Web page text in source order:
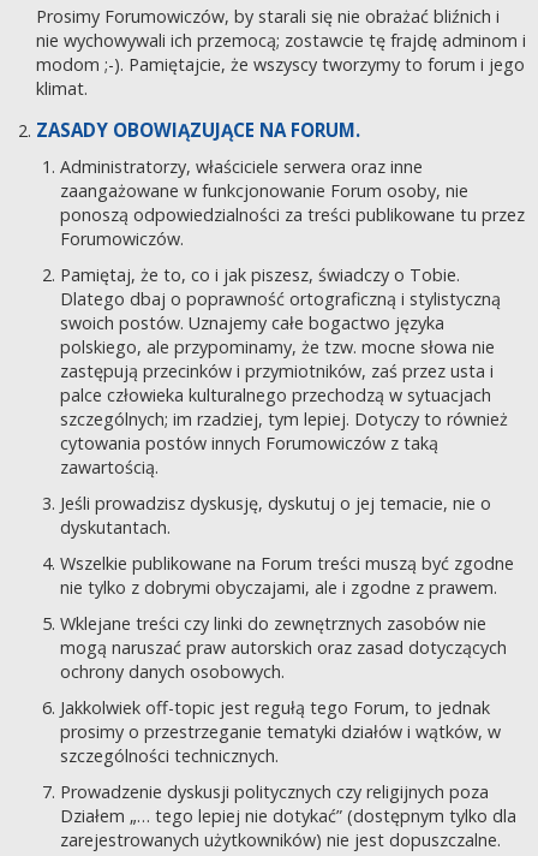
Prosimy Forumowiczów, by starali się nie obrażać bliźnich i
nie wychowywali ich przemocą; zostawcie tę frajdę adminom i
modom ;-). Pamiętajcie, że wszyscy tworzymy to forum i jego
klimat.
ZASADY OBOWIĄZUJĄCE NA FORUM.
Administratorzy, właściciele serwera oraz inne
zaangażowane w funkcjonowanie Forum osoby, nie
ponoszą odpowiedzialności za treści publikowane tu przez
Forumowiczów.
Pamiętaj, że to, co i jak piszesz, świadczy o Tobie.
Dlatego dbaj o poprawność ortograficzną i stylistyczną
swoich postów. Uznajemy całe bogactwo języka
polskiego, ale przypominamy, że tzw. mocne słowa nie
zastępują przecinków i przymiotników, zaś przez usta i
palce człowieka kulturalnego przechodzą w sytuacjach
szczególnych; im rzadziej, tym lepiej. Dotyczy to również
cytowania postów innych Forumowiczów z taką
zawartością.
Jeśli prowadzisz dyskusję, dyskutuj o jej temacie, nie o
dyskutantach.
Wszelkie publikowane na Forum treści muszą być zgodne
nie tylko z dobrymi obyczajami, ale i zgodne z prawem.
Wklejane treści czy linki do zewnętrznych zasobów nie
mogą naruszać praw autorskich oraz zasad dotyczących
ochrony danych osobowych.
Jakkolwiek off-topic jest regułą tego Forum, to jednak
prosimy o przestrzeganie tematyki działów i wątków, w
szczególności technicznych.
Prowadzenie dyskusji politycznych czy religijnych poza
Działem „… tego lepiej nie dotykać” (dostępnym tylko dla
zarejestrowanych użytkowników) nie jest dopuszczalne.